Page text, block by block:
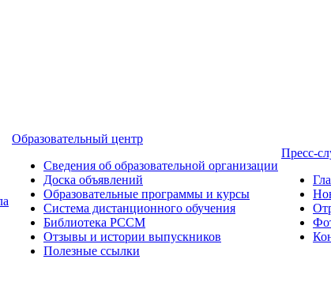
Образовательный центр
Сведения об образовательной организации
Доска объявлений
Образовательные программы и курсы
Система дистанционного обучения
Библиотека РССМ
Отзывы и истории выпускников
Полезные ссылки
Пресс-